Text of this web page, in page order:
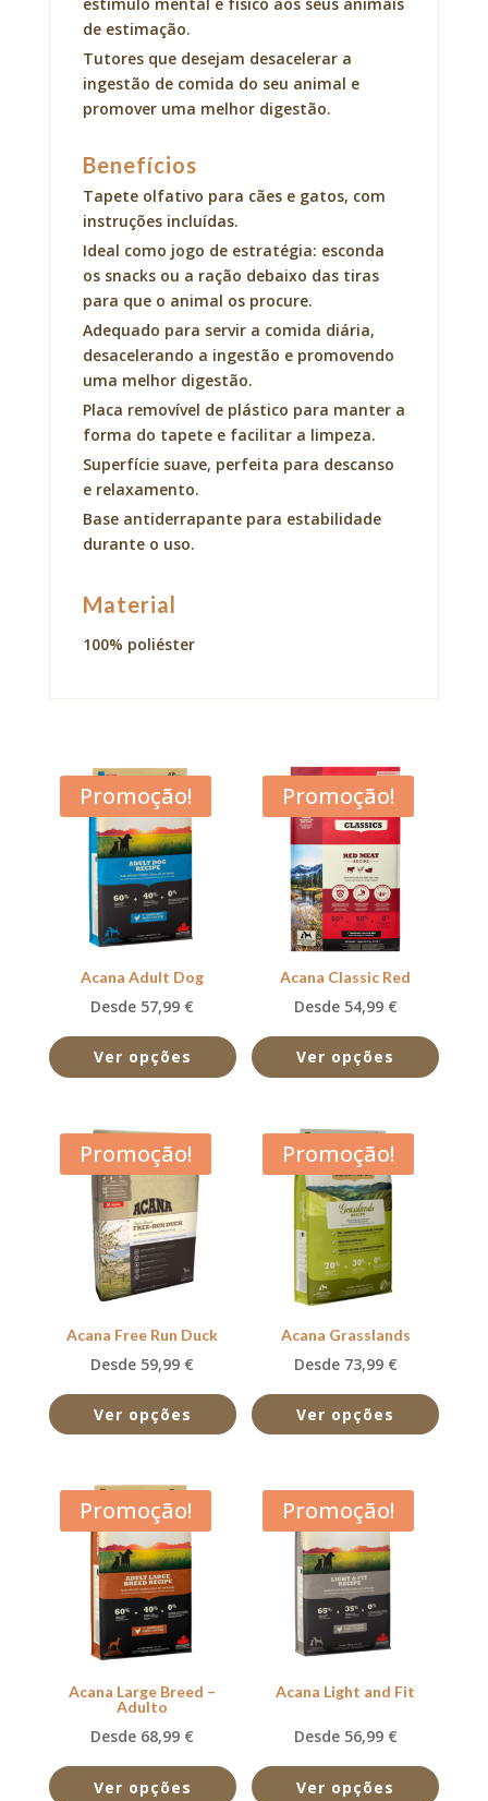
de estimação.
Tutores que desejam desacelerar a
ingestão de comida do seu animal e
promover uma melhor digestão.
Benefícios
Tapete olfativo para cães e gatos, com
instruções incluídas.
Ideal como jogo de estratégia: esconda
os snacks ou a ração debaixo das tiras
para que o animal os procure.
Adequado para servir a comida diária,
desacelerando a ingestão e promovendo
uma melhor digestão.
Placa removível de plástico para manter a
forma do tapete e facilitar a limpeza.
Superfície suave, perfeita para descanso
e relaxamento.
Base antiderrapante para estabilidade
durante o uso.
Material
100% poliéster
Promoção!
Acana Adult Dog
Desde 57,99 €
Ver opções
Promoção!
Acana Classic Red
Desde 54,99 €
Ver opções
Promoção!
Acana Free Run Duck
Desde 59,99 €
Ver opções
Promoção!
Acana Grasslands
Desde 73,99 €
Ver opções
Promoção!
Acana Large Breed –
Adulto
Desde 68,99 €
Ver opções
Promoção!
Acana Light and Fit
Desde 56,99 €
Ver opções